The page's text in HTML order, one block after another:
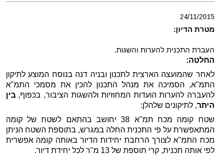
24/11/2015
מטרת הדיון:
העברת התכנית להערות והשגות.
החלטה:
לאחר שהמועצה הארצית לתכנון ובניה דנה בנוסח המוצע לתיקון
התמ"א, הסמיכה את מנהל התכנון להכין את מסמכי התמ"א
להעברה להערות הועדות המחוזיות ולהשגות הציבור, בכפוף,בין
היתר, לתיקונים שלהלן:
שטח קומה מכח תמ"א 38 יחושב בהתאם לשטח של קומה
המתאפשרת על פי התכנית החלה במגרש, בתוספת השטח הניתן
מכח התמ"א לצורך הרחבת יחידות הדיור באותה קומה אפשרית
לפי אותה תכנית, קרי תוספת של 13 מ"ר לכל יחידת דיור.